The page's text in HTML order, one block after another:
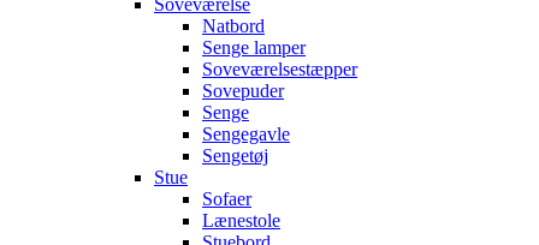
Soveværelse
Natbord
Senge lamper
Soveværelsestæpper
Sovepuder
Senge
Sengegavle
Sengetøj
Stue
Sofaer
Lænestole